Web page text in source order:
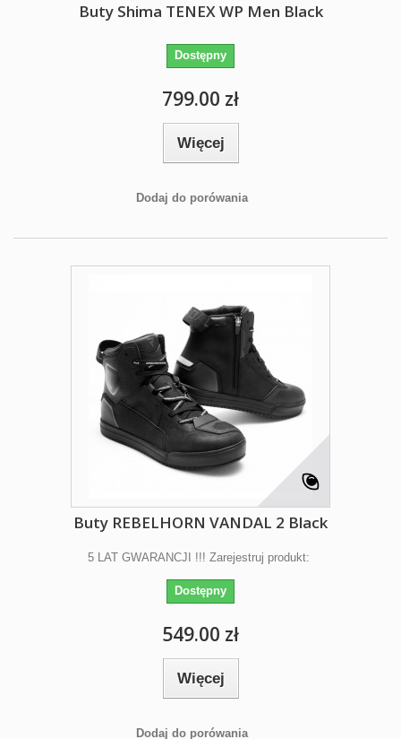
Buty Shima TENEX WP Men Black
Dostępny
799.00 zł
Więcej
Dodaj do porówania
Buty REBELHORN VANDAL 2 Black
5 LAT GWARANCJI !!! Zarejestruj produkt:
Dostępny
549.00 zł
Więcej
Dodaj do porówania